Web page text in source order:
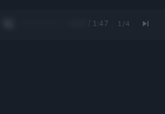
0:28 / 1:47 1 /4